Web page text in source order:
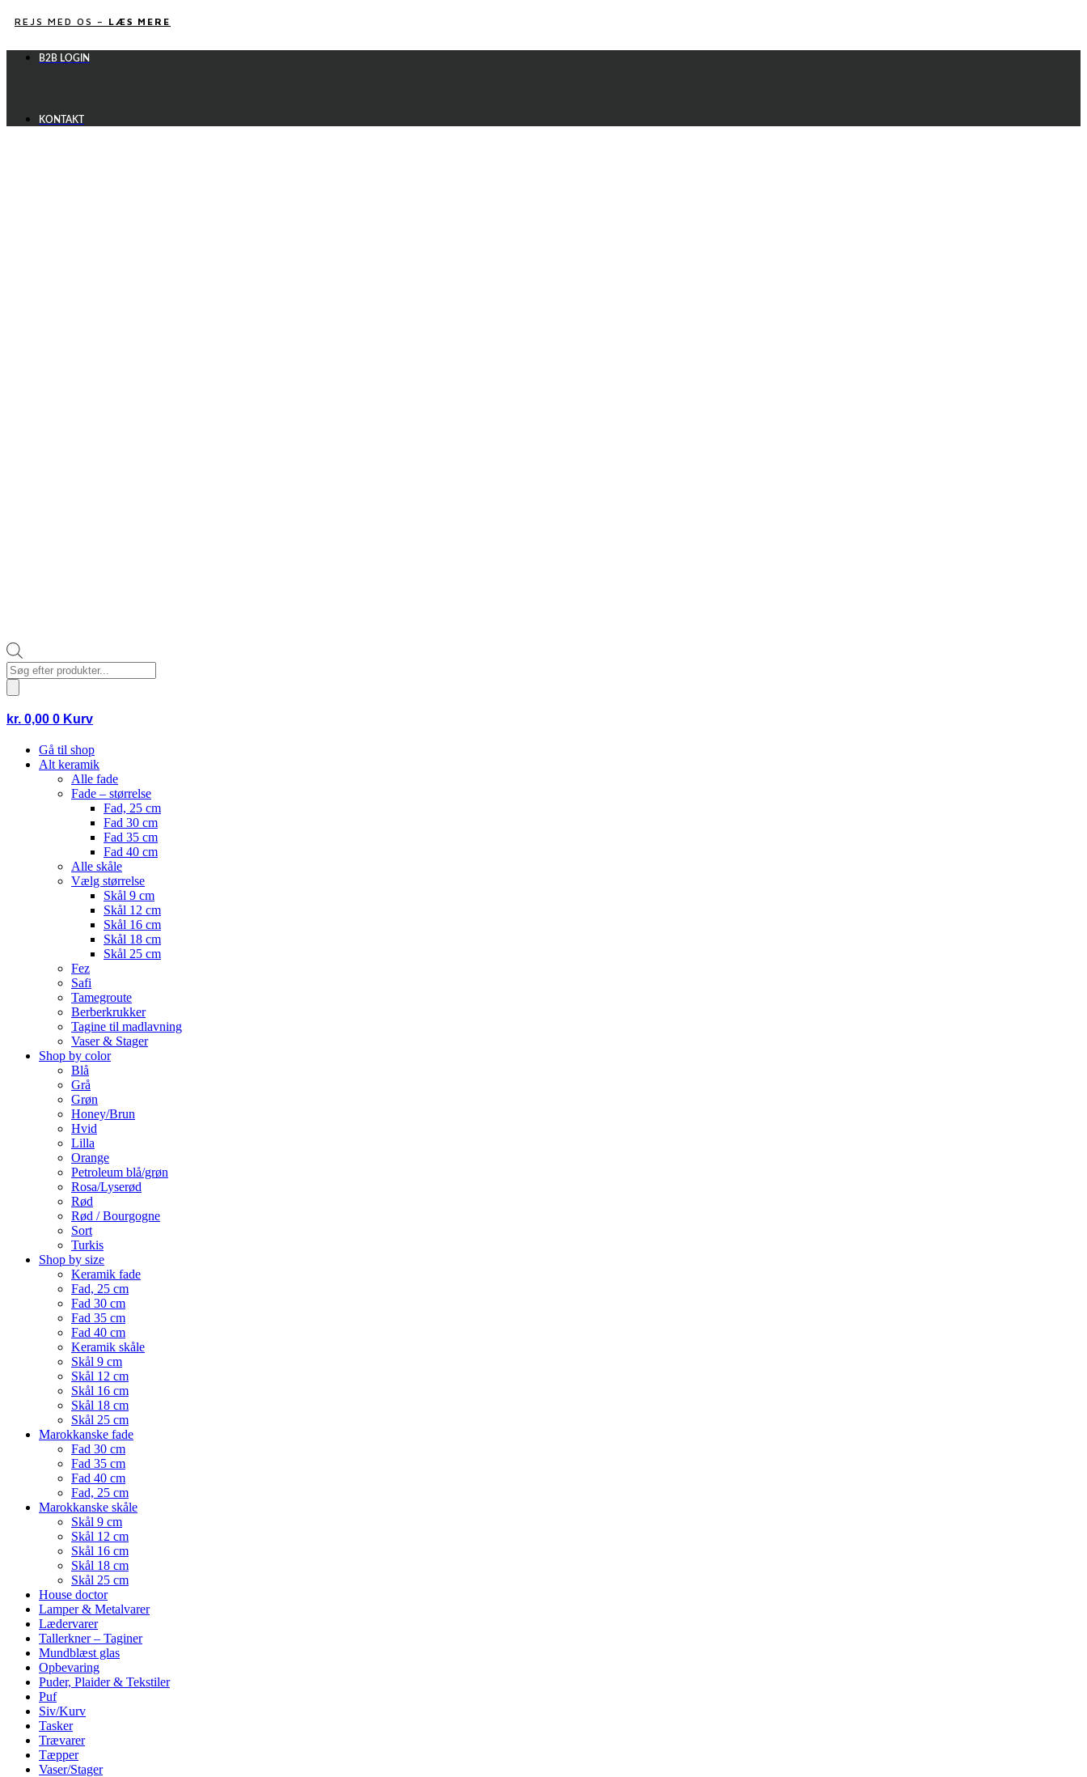
tilREJS MED OS – LÆS MERE
B2B LOGIN
KONTAKT
Products
search
kr. 0,00 0 Kurv
Gå til shop
Alt keramik
Alle fade
Fade – størrelse
Fad, 25 cm
Fad 30 cm
Fad 35 cm
Fad 40 cm
Alle skåle
Vælg størrelse
Skål 9 cm
Skål 12 cm
Skål 16 cm
Skål 18 cm
Skål 25 cm
Fez
Safi
Tamegroute
Berberkrukker
Tagine til madlavning
Vaser & Stager
Shop by color
Blå
Grå
Grøn
Honey/Brun
Hvid
Lilla
Orange
Petroleum blå/grøn
Rosa/Lyserød
Rød
Rød / Bourgogne
Sort
Turkis
Shop by size
Keramik fade
Fad, 25 cm
Fad 30 cm
Fad 35 cm
Fad 40 cm
Keramik skåle
Skål 9 cm
Skål 12 cm
Skål 16 cm
Skål 18 cm
Skål 25 cm
Marokkanske fade
Fad 30 cm
Fad 35 cm
Fad 40 cm
Fad, 25 cm
Marokkanske skåle
Skål 9 cm
Skål 12 cm
Skål 16 cm
Skål 18 cm
Skål 25 cm
House doctor
Lamper & Metalvarer
Lædervarer
Tallerkner – Taginer
Mundblæst glas
Opbevaring
Puder, Plaider & Tekstiler
Puf
Siv/Kurv
Tasker
Trævarer
Tæpper
Vaser/Stager